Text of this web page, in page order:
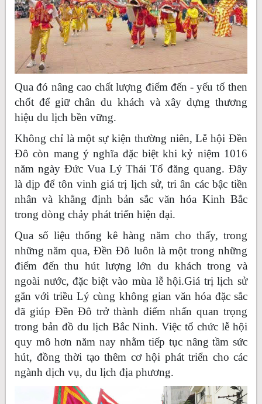
Qua đó nâng cao chất lượng điểm đến - yếu tố then
chốt để giữ chân du khách và xây dựng thương
hiệu du lịch bền vững.
Không chỉ là một sự kiện thường niên, Lễ hội Đền
Đô còn mang ý nghĩa đặc biệt khi kỷ niệm 1016
năm ngày Đức Vua Lý Thái Tổ đăng quang. Đây
là dịp để tôn vinh giá trị lịch sử, tri ân các bậc tiền
nhân và khẳng định bản sắc văn hóa Kinh Bắc
trong dòng chảy phát triển hiện đại.
Qua số liệu thống kê hàng năm cho thấy, trong
những năm qua, Đền Đô luôn là một trong những
điểm đến thu hút lượng lớn du khách trong và
ngoài nước, đặc biệt vào mùa lễ hội.Giá trị lịch sử
gắn với triều Lý cùng không gian văn hóa đặc sắc
đã giúp Đền Đô trở thành điểm nhấn quan trọng
trong bản đồ du lịch Bắc Ninh. Việc tổ chức lễ hội
quy mô hơn năm nay nhằm tiếp tục nâng tầm sức
hút, đồng thời tạo thêm cơ hội phát triển cho các
ngành dịch vụ, du lịch địa phương.